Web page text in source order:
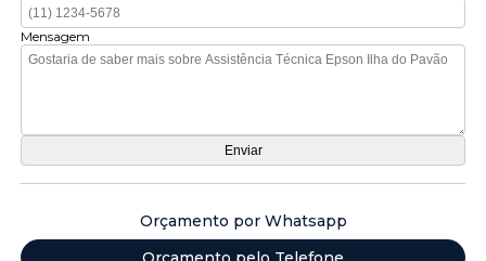
Mensagem
Orçamento por Whatsapp